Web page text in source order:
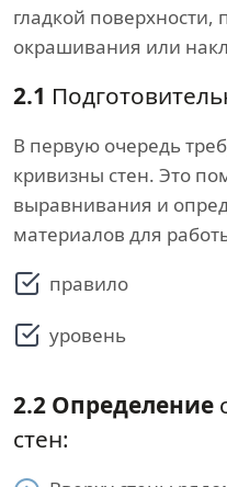
гладкой поверхности,
окрашивания или
2.1
В первую очередь
кривизны стен. Это
выравнивания и
материалов для
правило
уровень
2.2 Определение
стен: